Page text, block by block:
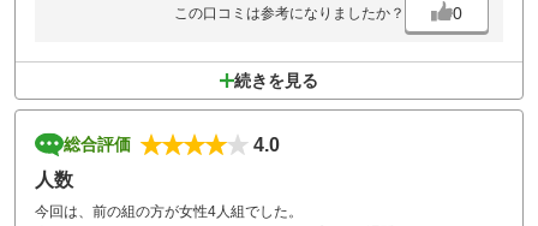
この口コミは参考になりましたか？ 0
続きを見る
総合評価
4.0
人数
今回は、前の組の方が女性4人組でした。